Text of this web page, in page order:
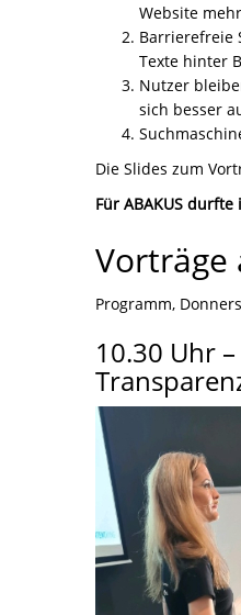
Website
Barrierefreie
Texte hinter
Nutzer
sich besser
Die Slides zum
Für ABAKUS
Vorträge
Programm,
10.30 Uhr